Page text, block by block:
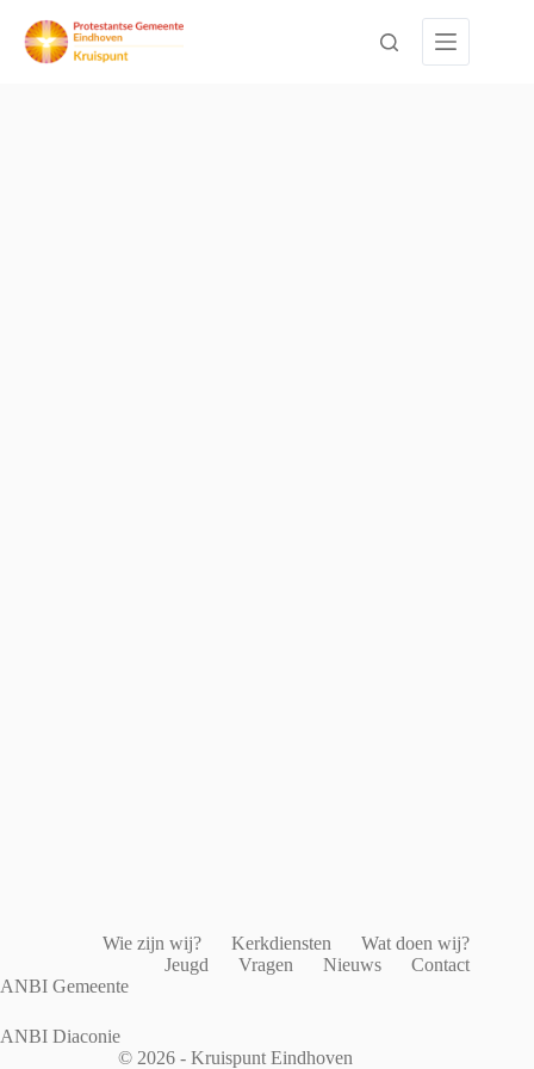
Wie zijn wij? Kerkdiensten
Wat doen wij?
Jeugd
Vragen Nieuws
Contact
ANBI Gemeente
ANBI Diaconie
© 2026 - Kruispunt Eindhoven